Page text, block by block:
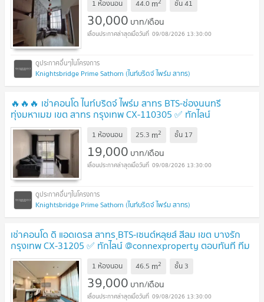
1 ห้องนอน 44.0 m ชั้น41
30,000 บาท/เดือน
09/08/2026 13:30:00
Knightsbridge Prime Sathorn (ไนท์บริดจ์ ไพร์ม สาทร)
🔥🔥🔥 เช่าคอนโด ไนท์บริดจ์ ไพร์ม สาทร BTS-ช่องนนทรี
ทุ่งมหาเมฆ เขต สาทร กรุงเทพ CX-110305 ✅ ทักไลน์
@connexproperty ตอบทันที ทีมงานมืออาชีพ ✅ 🔥🔥🔥
1 ห้องนอน 25.3 m2 ชั้น 17
19,000 บาท/เดือน
09/08/2026 13:30:00
Knightsbridge Prime Sathorn (ไนท์บริดจ์ ไพร์ม สาทร)
เช่าคอนโด ดิ แอดเดรส สาทร ฺBTS-เซนต์หลุยส์ สีลม เขต บางรัก
กรุงเทพ CX-31205 ✅ ทักไลน์ @connexproperty ตอบทันที ทีม
งานมืออาชีพ ✅
1 ห้องนอน 46.5 m2 ชั้น 3
39,000 บาท/เดือน
09/08/2026 13:30:00